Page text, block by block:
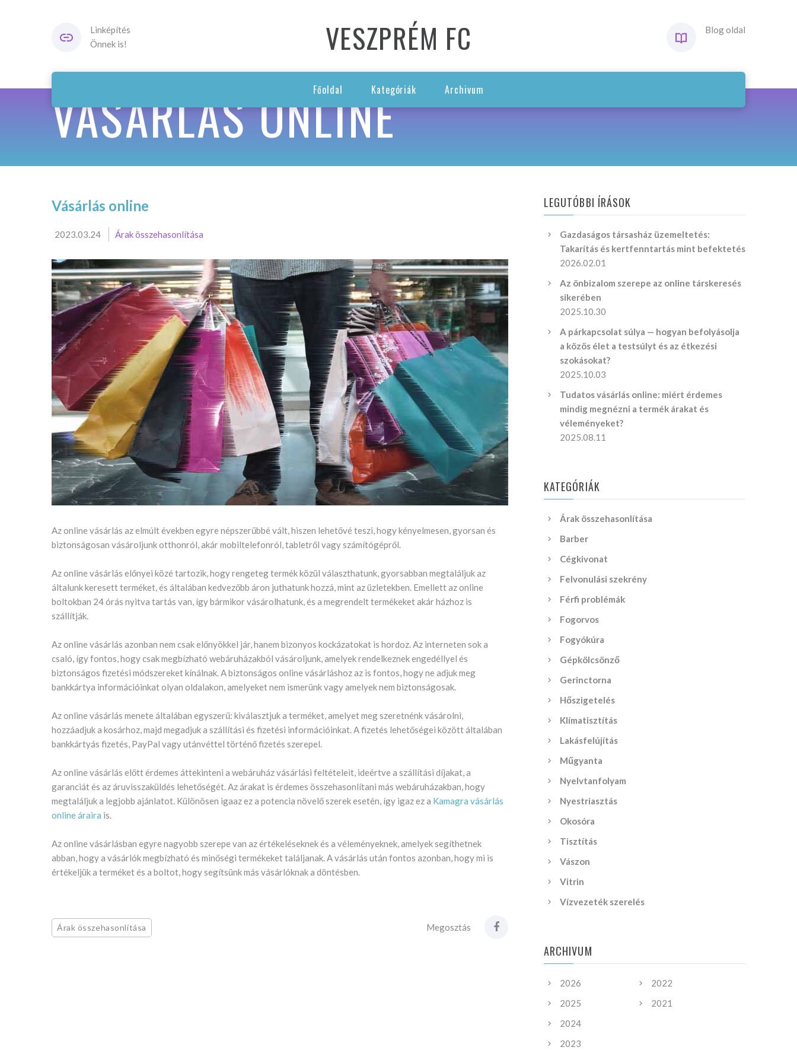
Linképítés
Önnek is!
VESZPRÉM FC Blog oldal
Főoldal Kategóriák Archivum
VÁSÁRLÁS ONLINE
Vásárlás online
2023.03.24 Árak összehasonlítása
Az online vásárlás az elmúlt években egyre népszerűbbé vált, hiszen lehetővé teszi, hogy kényelmesen, gyorsan és
biztonságosan vásároljunk otthonról, akár mobiltelefonról, tabletről vagy számítógépről.
Az online vásárlás előnyei közé tartozik, hogy rengeteg termék közül választhatunk, gyorsabban megtaláljuk az
általunk keresett terméket, és általában kedvezőbb áron juthatunk hozzá, mint az üzletekben. Emellett az online
boltokban 24 órás nyitva tartás van, így bármikor vásárolhatunk, és a megrendelt termékeket akár házhoz is
szállítják.
Az online vásárlás azonban nem csak előnyökkel jár, hanem bizonyos kockázatokat is hordoz. Az interneten sok a
csaló, így fontos, hogy csak megbízható webáruházakból vásároljunk, amelyek rendelkeznek engedéllyel és
biztonságos fizetési módszereket kínálnak. A biztonságos online vásárláshoz az is fontos, hogy ne adjuk meg
bankkártya információinkat olyan oldalakon, amelyeket nem ismerünk vagy amelyek nem biztonságosak.
Az online vásárlás menete általában egyszerű: kiválasztjuk a terméket, amelyet meg szeretnénk vásárolni,
hozzáadjuk a kosárhoz, majd megadjuk a szállítási és fizetési információinkat. A fizetés lehetőségei között általában
bankkártyás fizetés, PayPal vagy utánvéttel történő fizetés szerepel.
Az online vásárlás előtt érdemes áttekinteni a webáruház vásárlási feltételeit, ideértve a szállítási díjakat, a
garanciát és az áruvisszaküldés lehetőségét. Az árakat is érdemes összehasonlítani más webáruházakban, hogy
megtaláljuk a legjobb ajánlatot. Különösen igaaz ez a potencia növelő szerek esetén, így igaz ez a Kamagra vásárlás
online áraira is.
Az online vásárlásban egyre nagyobb szerepe van az értékeléseknek és a véleményeknek, amelyek segíthetnek
abban, hogy a vásárlók megbízható és minőségi termékeket találjanak. A vásárlás után fontos azonban, hogy mi is
értékeljük a terméket és a boltot, hogy segítsünk más vásárlóknak a döntésben.
Árak összehasonlítása Megosztás
LEGUTÓBBI ÍRÁSOK
Gazdaságos társasház üzemeltetés:
Takarítás és kertfenntartás mint befektetés
2026.02.01
Az önbizalom szerepe az online társkeresés
sikerében
2025.10.30
A párkapcsolat súlya — hogyan befolyásolja
a közös élet a testsúlyt és az étkezési
szokásokat?
2025.10.03
Tudatos vásárlás online: miért érdemes
mindig megnézni a termék árakat és
véleményeket?
2025.08.11
KATEGÓRIÁK
Árak összehasonlítása
Barber
Cégkivonat
Felvonulási szekrény
Férfi problémák
Fogorvos
Fogyókúra
Gépkölcsönző
Gerinctorna
Hőszigetelés
Klímatisztítás
Lakásfelújítás
Műgyanta
Nyelvtanfolyam
Nyestriasztás
Okosóra
Tisztítás
Vászon
Vitrin
Vízvezeték szerelés
ARCHIVUM
2026
2025
2024
2023
2022
2021